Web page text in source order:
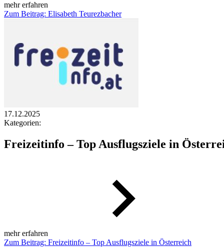
mehr erfahren
Zum Beitrag: Elisabeth Teurezbacher
17.12.2025
Kategorien:
Freizeitinfo – Top Ausflugsziele in
mehr erfahren
Zum Beitrag: Freizeitinfo – Top Ausflugsziele in Österreich